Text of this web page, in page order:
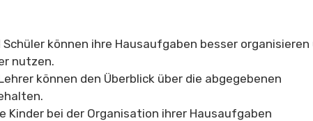
können ihre Hausaufgaben besser organisieren
nutzen.
können den Überblick über die abgegebenen
Kinder bei der Organisation ihrer Hausaufgaben